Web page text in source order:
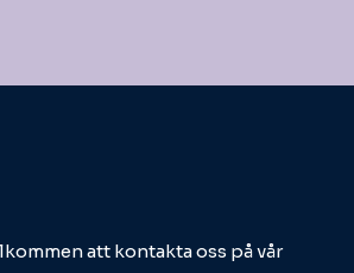
att kontakta oss på vår